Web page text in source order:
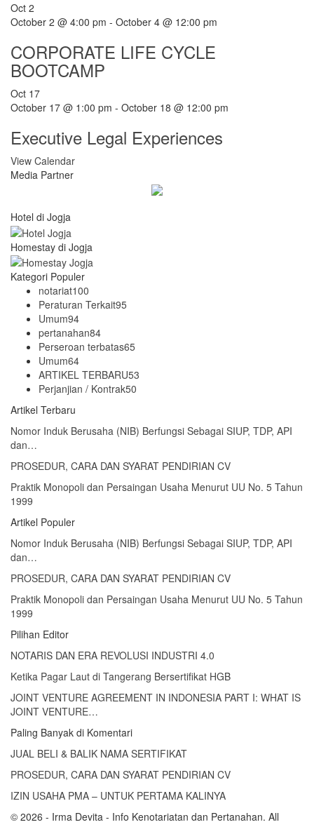
Oct 2
October 2 @ 4:00 pm - October 4 @ 12:00 pm
CORPORATE LIFE CYCLE
BOOTCAMP
Oct 17
October 17 @ 1:00 pm - October 18 @ 12:00 pm
Executive Legal Experiences
View Calendar
Media Partner
Hotel di Jogja
Homestay di Jogja
Kategori Populer
notariat100
Peraturan Terkait95
Umum94
pertanahan84
Perseroan terbatas65
Umum64
ARTIKEL TERBARU53
Perjanjian / Kontrak50
Artikel Terbaru
Nomor Induk Berusaha (NIB) Berfungsi Sebagai SIUP, TDP, API
dan…
PROSEDUR, CARA DAN SYARAT PENDIRIAN CV
Praktik Monopoli dan Persaingan Usaha Menurut UU No. 5 Tahun
1999
Artikel Populer
Nomor Induk Berusaha (NIB) Berfungsi Sebagai SIUP, TDP, API
dan…
PROSEDUR, CARA DAN SYARAT PENDIRIAN CV
Praktik Monopoli dan Persaingan Usaha Menurut UU No. 5 Tahun
1999
Pilihan Editor
NOTARIS DAN ERA REVOLUSI INDUSTRI 4.0
Ketika Pagar Laut di Tangerang Bersertifikat HGB
JOINT VENTURE AGREEMENT IN INDONESIA PART I: WHAT IS
JOINT VENTURE…
Paling Banyak di Komentari
JUAL BELI & BALIK NAMA SERTIFIKAT
PROSEDUR, CARA DAN SYARAT PENDIRIAN CV
IZIN USAHA PMA – UNTUK PERTAMA KALINYA
© 2026 - Irma Devita - Info Kenotariatan dan Pertanahan. All